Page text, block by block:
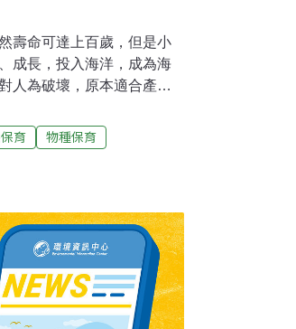
壽命可達上百歲，但是小
成長，投入海洋，成為海
人為破壞，原本適合產卵
）因此，海龜救傷新解，
託計畫的研究人員，不但
澎湖海龜救護收容中心救
回歸海洋，延續族裔。
育 物種保育